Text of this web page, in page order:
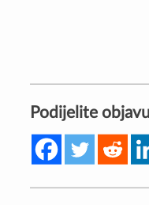
Podijelite